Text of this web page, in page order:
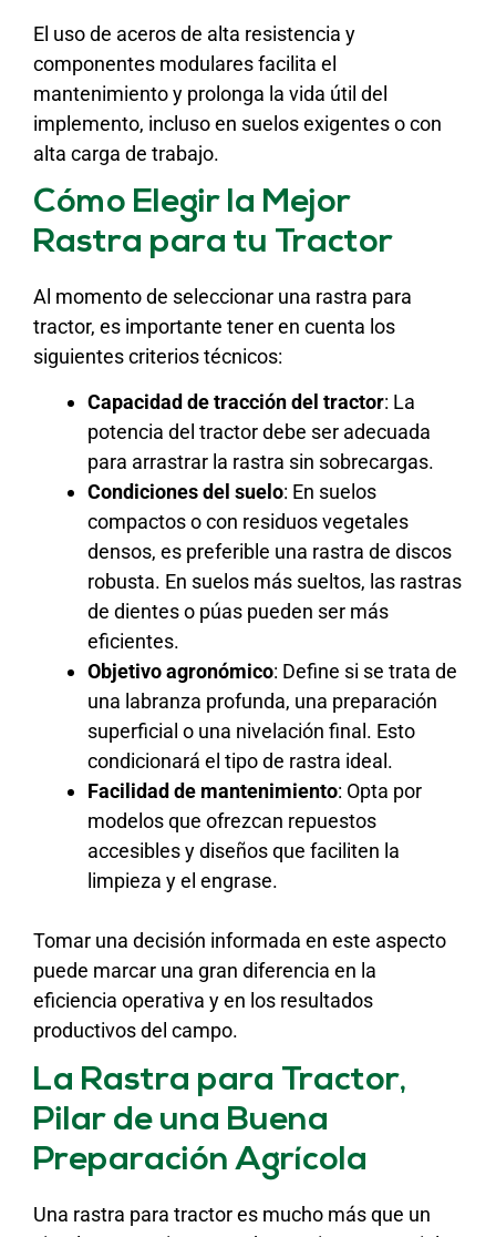
El uso de aceros de alta resistencia y
componentes modulares facilita el
mantenimiento y prolonga la vida útil del
implemento, incluso en suelos exigentes o con
alta carga de trabajo.
Cómo Elegir la Mejor
Rastra para tu Tractor
Al momento de seleccionar una rastra para
tractor, es importante tener en cuenta los
siguientes criterios técnicos:
Capacidad de tracción del tractor: La
potencia del tractor debe ser adecuada
para arrastrar la rastra sin sobrecargas.
Condiciones del suelo: En suelos
compactos o con residuos vegetales
densos, es preferible una rastra de discos
robusta. En suelos más sueltos, las rastras
de dientes o púas pueden ser más
eficientes.
Objetivo agronómico: Define si se trata de
una labranza profunda, una preparación
superficial o una nivelación final. Esto
condicionará el tipo de rastra ideal.
Facilidad de mantenimiento: Opta por
modelos que ofrezcan repuestos
accesibles y diseños que faciliten la
limpieza y el engrase.
Tomar una decisión informada en este aspecto
puede marcar una gran diferencia en la
eficiencia operativa y en los resultados
productivos del campo.
La Rastra para Tractor,
Pilar de una Buena
Preparación Agrícola
Una rastra para tractor es mucho más que un